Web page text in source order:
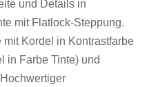
und Details in
mit Flatlock-Steppung.
Kordel in Kontrastfarbe
in Farbe Tinte) und